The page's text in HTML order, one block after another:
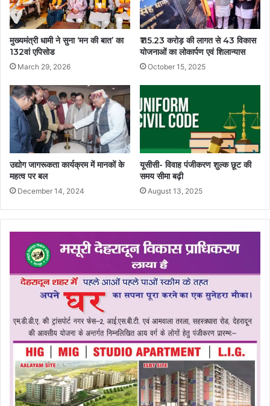
मुख्यमंत्री धामी ने सुना ‘मन की बात’ का
132वां एपिसोड
March 29, 2026
₹115.23 करोड़ की लागत से 43 विकास
योजनाओं का लोकार्पण एवं शिलान्यास
October 15, 2025
उद्योग जागरूकता कार्यक्रम में मानकों के
महत्व पर बल
December 14, 2024
यूसीसी- विवाह पंजीकरण शुल्क छूट की
समय सीमा बढ़ी
August 13, 2025